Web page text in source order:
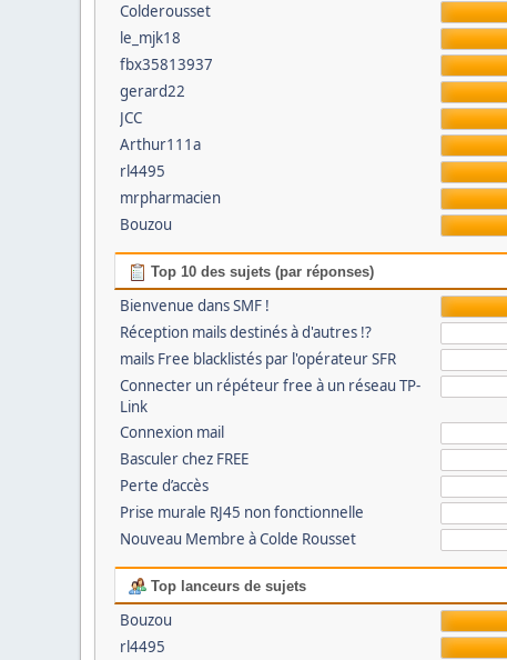
Colderousset
le_mjk18
fbx35813937
gerard22
JCC
Arthur111a
rl4495
mrpharmacien
Bouzou
Top 10 des sujets (par réponses)
Bienvenue dans SMF !
Réception mails destinés à d'autres !?
mails Free blacklistés par l'opérateur SFR
Connecter un répéteur free à un réseau TP-
Link
Connexion mail
Basculer chez FREE
Perte d’accès
Prise murale RJ45 non fonctionnelle
Nouveau Membre à Colde Rousset
Top lanceurs de sujets
Bouzou
rl4495